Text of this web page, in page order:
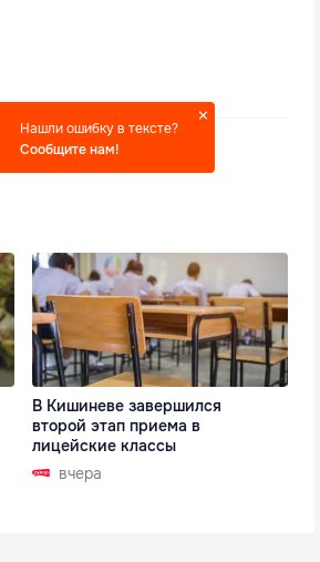
Нашли ошибку в тексте?
Сообщите нам!
В Кишиневе завершился
второй этап приема в
лицейские классы
вчера